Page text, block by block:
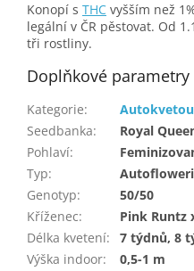
Konopí s THC vyšším než
legální v ČR pěstovat. Od
tři rostliny.
Doplňkové parametry
Kategorie:
Seedbanka:
Royal
Pohlaví:
Typ:
Genotyp:
50/50
Kříženec:
Pink Runtz
Délka kvetení:
7 týdnů, 8
Výška indoor:
0,5-1 m